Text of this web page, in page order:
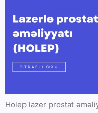
Holep lazer prostat